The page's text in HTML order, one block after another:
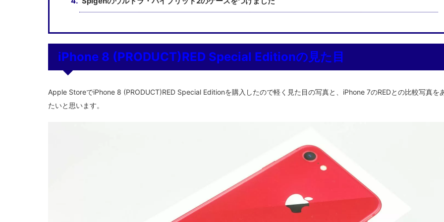
iPhone 8 (PRODUCT)RED Special Editionの見た目
Apple StoreでiPhone 8 (PRODUCT)RED Special Editionを購入したので軽く見た目の写真と、iPhone 7のREDとの比較写真を
たいと思います。